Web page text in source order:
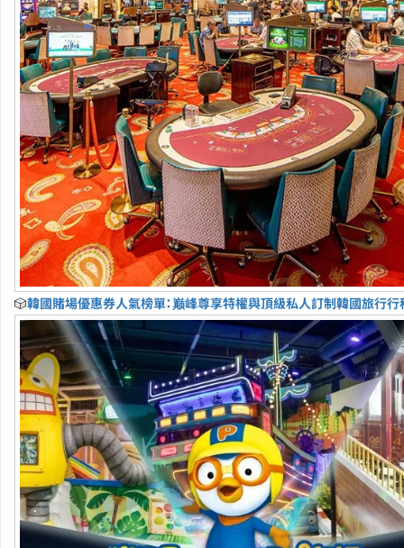
🎲韓國賭場優惠券人氣榜單：巅峰尊享特權與頂級私人訂制韓國旅行行